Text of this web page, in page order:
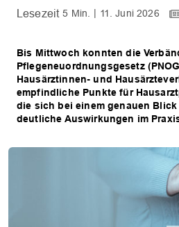
5 Min. 11. Juni 2026
Bis Mittwoch konnten die
Pflegeneuordnungsgesetz
Hausärztinnen- und
empfindliche Punkte für
die sich bei einem genauen
deutliche Auswirkungen im